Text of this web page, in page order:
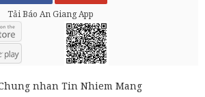
Tải Báo An Giang App